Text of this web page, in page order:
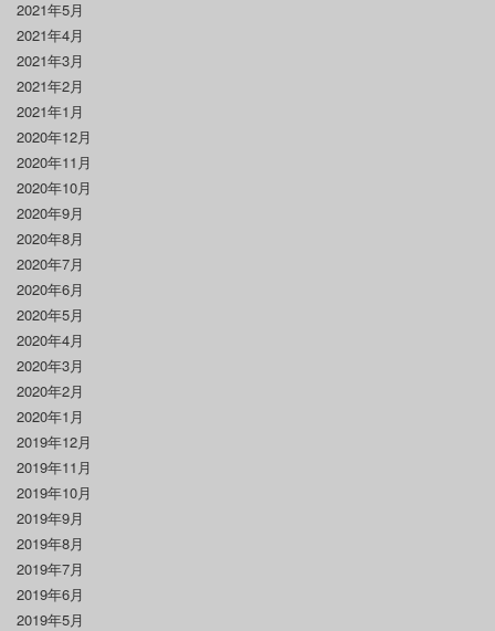
2021年5月
2021年4月
2021年3月
2021年2月
2021年1月
2020年12月
2020年11月
2020年10月
2020年9月
2020年8月
2020年7月
2020年6月
2020年5月
2020年4月
2020年3月
2020年2月
2020年1月
2019年12月
2019年11月
2019年10月
2019年9月
2019年8月
2019年7月
2019年6月
2019年5月